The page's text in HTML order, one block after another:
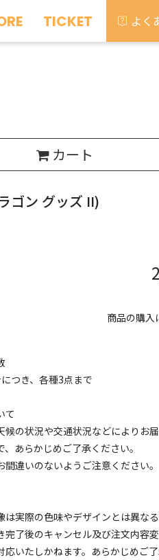
TICKET よく
カート
ゴン グッズ II)
商品の購入
つき、各種3点まで
て
候の状況や交通状況などによりお
、あらかじめご了承ください。
間違いのないようご注意ください。
は実際の色味やデザインとは異な
完了後のキャンセル及び注文内容
応いたしかねます。あらかじめご了